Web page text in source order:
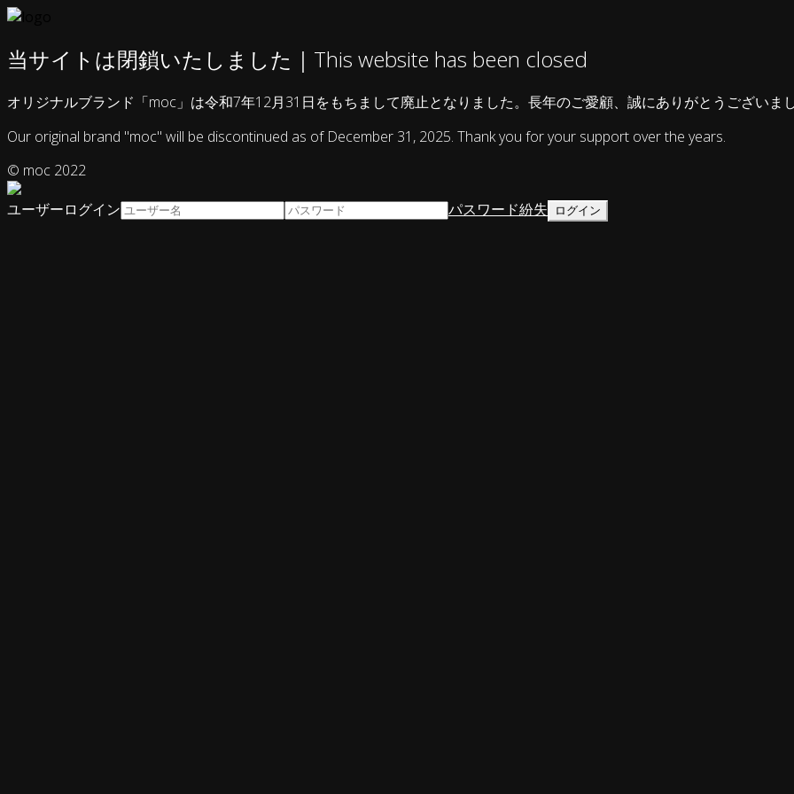
当サイトは閉鎖いたしました｜This website has been closed
オリジナルブランド「moc」は令和7年12月31日をもちまして廃止となりました。長年のご愛顧、誠にありがとうございま
Our original brand "moc" will be discontinued as of December 31, 2025. Thank you for your support over the years.
© moc 2022
ユーザーログイン
パスワード紛失